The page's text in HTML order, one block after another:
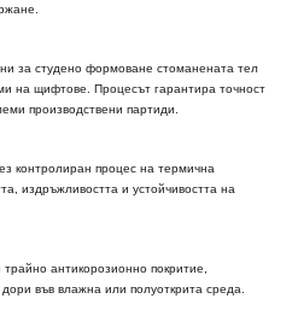
за студено формоване стоманената тел
на щифтове. Процесът гарантира точност
производствени партиди.
контролиран процес на термична
издръжливостта и устойчивостта на
антикорозионно покритие,
във влажна или полуоткрита среда.